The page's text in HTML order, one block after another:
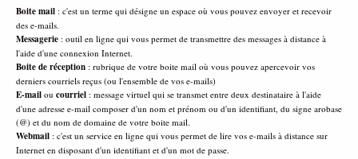
Boite mail : c'est un terme qui désigne un espace où vous pouvez envoyer et recevoir
des e-mails.
Messagerie : outil en ligne qui vous permet de transmettre des messages à distance à
l'aide d'une connexion Internet.
Boite de réception : rubrique de votre boite mail où vous pouvez apercevoir vos
derniers courriels reçus (ou l'ensemble de vos e-mails)
E-mail ou courriel : message virtuel qui se transmet entre deux destinataire à l'aide
d'une adresse e-mail composer d'un nom et prénom ou d'un identifiant, du signe arobase
(@) et du nom de domaine de votre boite mail.
Webmail : c'est un service en ligne qui vous permet de lire vos e-mails à distance sur
Internet en disposant d'un identifiant et d'un mot de passe.